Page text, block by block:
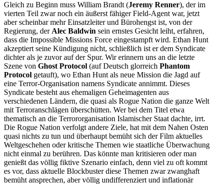
Gleich zu Beginn muss William Brandt (Jeremy Renner), der im
vierten Teil zwar noch ein äußerst fähiger Field-Agent war, jetzt
aber scheinbar mehr Einsatzleiter und Bürohengst ist, von der
Regierung, der Alec Baldwin sein ernstes Gesicht leiht, erfahren,
dass die Impossible Missions Force eingestampft wird. Ethan Hunt
akzeptiert seine Kündigung nicht, schließlich ist er dem Syndicate
dichter als je zuvor auf der Spur. Wir erinnern uns an die letzte
Szene von Ghost Protocol (auf Deutsch glorreich Phantom
Protocol getauft), wo Ethan Hunt als neue Mission die Jagd auf
eine Terror-Organisation namens Syndicate annimmt. Dieses
Syndicate besteht aus ehemaligen Geheimagenten aus
verschiedenen Ländern, die quasi als Rogue Nation die ganze Welt
mit Terroranschlägen überschütten. Wer bei dem Titel etwa
thematisch an die Terrororganisation Islamischer Staat dachte, irrt.
Die Rogue Nation verfolgt andere Ziele, hat mit dem Nahen Osten
quasi nichts zu tun und überhaupt bemüht sich der Film aktuelles
Weltgeschehen oder kritische Themen wie staatliche Überwachung
nicht einmal zu berühren. Das könnte man kritisieren oder man
genießt das völlig fiktive Szenario einfach, denn viel zu oft kommt
es vor, dass aktuelle Blockbuster diese Themen zwar zwanghaft
bemüht ansprechen, aber völlig undifferenziert und inflationär